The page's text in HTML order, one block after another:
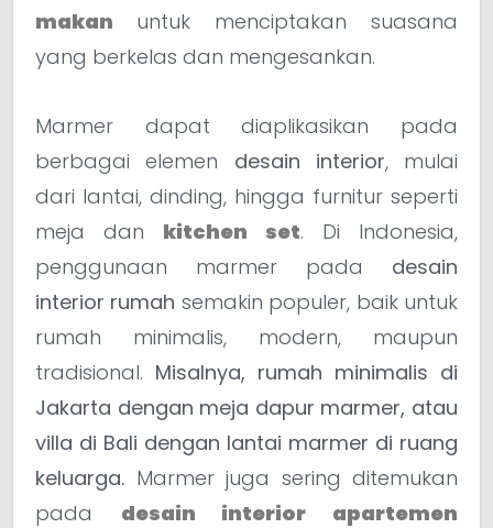
makan
untuk menciptakan suasana
yang berkelas dan mengesankan.
Marmer dapat diaplikasikan pada
berbagai elemen desain interior, mulai
dari lantai, dinding, hingga furnitur seperti
meja dan kitchen set. Di Indonesia,
penggunaan marmer pada desain
interior rumah semakin populer, baik untuk
rumah minimalis, modern, maupun
tradisional. Misalnya, rumah minimalis di
Jakarta dengan meja dapur marmer, atau
villa di Bali dengan lantai marmer di ruang
keluarga. Marmer juga sering ditemukan
pada desain interior apartemen